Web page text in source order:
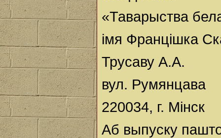
«Таварыства
імя Францішка
Трусаву А.А.
вул. Румянцава
220034, г. Мінск
Аб выпуску